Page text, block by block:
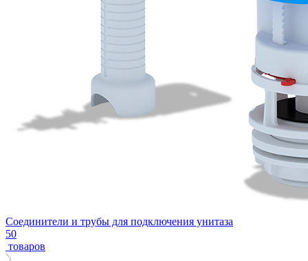
Соединители и трубы для подключения унитаза
50
товаров